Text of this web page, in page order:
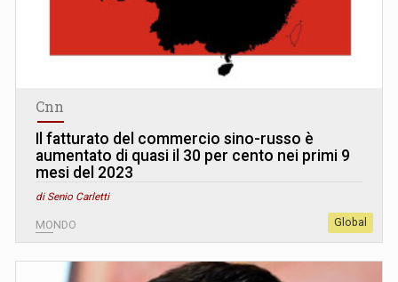
Cnn
Il fatturato del commercio sino-russo è
aumentato di quasi il 30 per cento nei primi 9
mesi del 2023
di Senio Carletti
MONDO Global